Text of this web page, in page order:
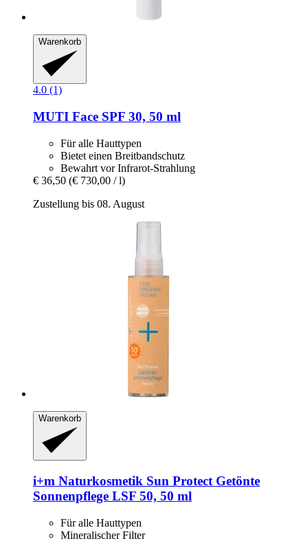
Warenkorb
4.0 (1)
MUTI Face SPF 30, 50 ml
Für alle Hauttypen
Bietet einen Breitbandschutz
Bewahrt vor Infrarot-Strahlung
€ 36,50 (€ 730,00 / l)
Zustellung bis 08. August
Warenkorb
i+m Naturkosmetik Sun Protect Getönte
Sonnenpflege LSF 50, 50 ml
Für alle Hauttypen
Mineralischer Filter